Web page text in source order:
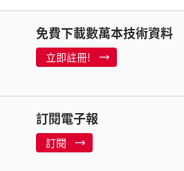
免費下載數萬本技術資料
立即註冊!
訂閱電子報
訂閱